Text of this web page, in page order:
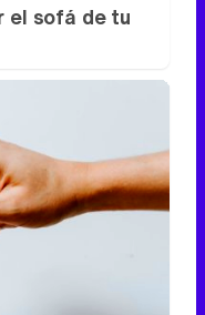
el sofá de tu